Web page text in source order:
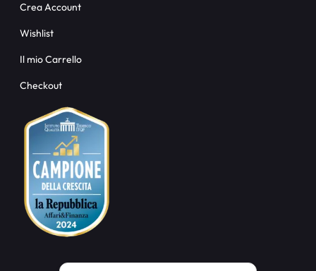
Crea Account
Wishlist
Il mio Carrello
Checkout